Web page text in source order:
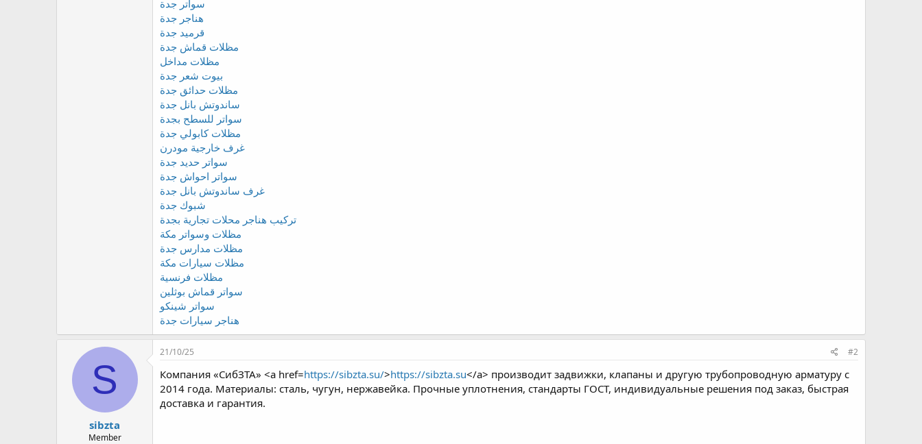
سواتر جدة
هناجر جدة
قرميد جدة
مظلات قماش جدة
مظلات مداخل
بيوت شعر جدة
مظلات حدائق جدة
ساندوتش بانل جدة
سواتر للسطح بجدة
مظلات كابولي جدة
غرف خارجية مودرن
سواتر حديد جدة
سواتر احواش جدة
غرف ساندوتش بانل جدة
شبوك جدة
تركيب هناجر محلات تجارية بجدة
مظلات وسواتر مكة
مظلات مدارس جدة
مظلات سيارات مكة
مظلات فرنسية
سواتر قماش بوثلين
سواتر شينكو
هناجر سيارات جدة
S
sibzta
Member
21/10/25 #2
Компания «СибЗТА» <a href=https://sibzta.su/>https://sibzta.su</a> производит задвижки, клапаны и другую трубопроводную арматуру с
2014 года. Материалы: сталь, чугун, нержавейка. Прочные уплотнения, стандарты ГОСТ, индивидуальные решения под заказ, быстрая
доставка и гарантия.